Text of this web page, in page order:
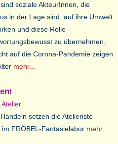
soziale AkteurInnen, die
in der Lage sind, auf ihre Umwelt
und diese Rolle
zu übernehmen.
auf die Corona-Pandemie zeigen
mehr...
!
setzen die Atelieriste
FRÖBEL-Fantasielabor mehr...